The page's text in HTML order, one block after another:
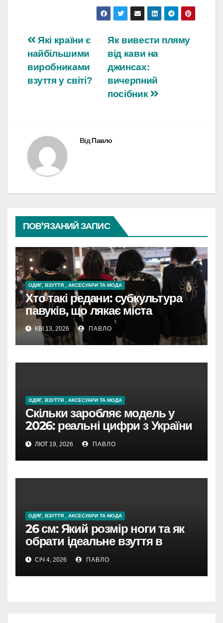
Навігація
записів
Як вивести пляму
від кави на
джинсах:
вичерпний
посібник
Які країни є
найбільшими
виробниками
взуття у світі?
ВідПавло
ПОВ’ЯЗАНИЙ ЗАПИС
ОДЯГ, ВЗУТТЯ , АКСЕСУАРИ ТА МОДА
Хто такі редани: субкультура
павуків, що лякає міста
КВІ 13, 2026 ПАВЛО
ОДЯГ, ВЗУТТЯ , АКСЕСУАРИ ТА МОДА
Скільки заробляє модель у
2026: реальні цифри з України
та світу
ЛЮТ 19, 2026 ПАВЛО
ОДЯГ, ВЗУТТЯ , АКСЕСУАРИ ТА МОДА
26 см: Який розмір ноги та як
обрати ідеальне взуття в
Україні
СІЧ 4, 2026 ПАВЛО